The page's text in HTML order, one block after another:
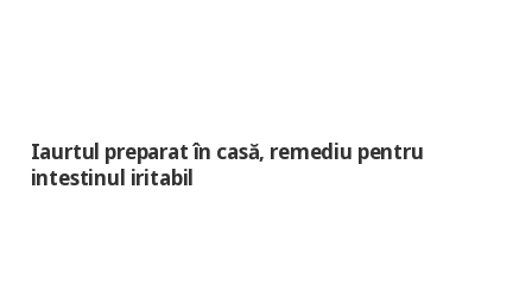
Iaurtul preparat în casă, remediu pentru
intestinul iritabil